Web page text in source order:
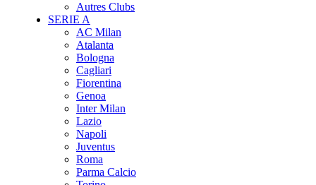
Autres Clubs
SERIE A
AC Milan
Atalanta
Bologna
Cagliari
Fiorentina
Genoa
Inter Milan
Lazio
Napoli
Juventus
Roma
Parma Calcio